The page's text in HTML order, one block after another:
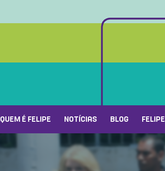
QUEM É FELIPE NOTÍCIAS BLOG